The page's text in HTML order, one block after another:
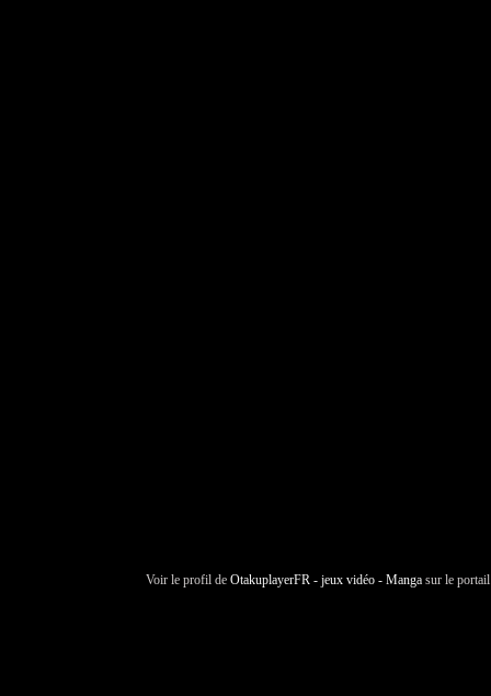
Voir le profil de OtakuplayerFR - jeux vidéo - Manga sur le